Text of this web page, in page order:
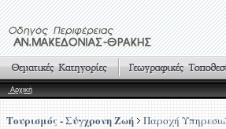
Αρχική
Τουρισμός - Σύγχρονη Ζωή Παροχή